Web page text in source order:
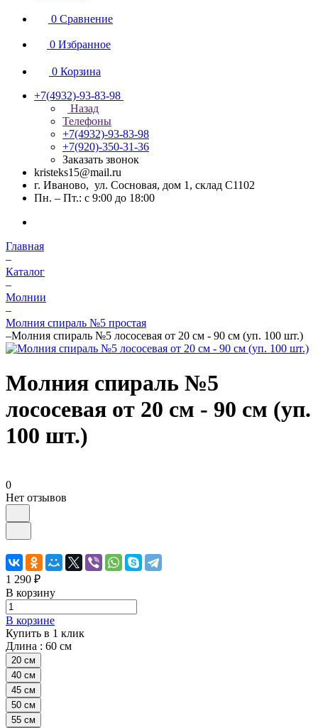
0 Сравнение
0 Избранное
0 Корзина
+7(4932)-93-83-98
Назад
Телефоны
+7(4932)-93-83-98
+7(920)-350-31-36
Заказать звонок
kristeks15@mail.ru
г. Иваново, ул. Сосновая, дом 1, склад С1102
Пн. – Пт.: с 9:00 до 18:00
Главная
–
Каталог
–
Молнии
–
Молния спираль №5 простая
–Молния спираль №5 лососевая от 20 см - 90 см (уп. 100 шт.)
Молния спираль №5
лососевая от 20 см - 90 см (уп.
100 шт.)
0
Нет отзывов
1 290 ₽
В корзину
В корзине
Купить в 1 клик
Длина : 60 см
20 см
40 см
45 см
50 см
55 см